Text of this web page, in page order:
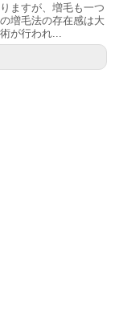
ますが、増毛も一つ
増毛法の存在感は大
が行われ...